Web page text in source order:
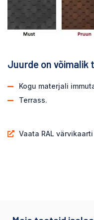
Juurde on võimalik
Kogu materjali
Terrass.
Vaata RAL